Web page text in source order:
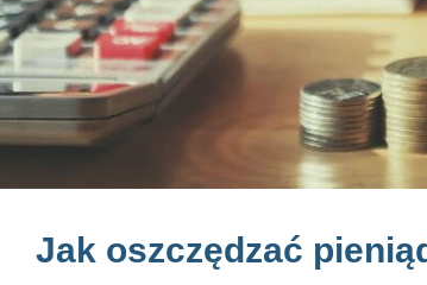
Jak oszczędzać